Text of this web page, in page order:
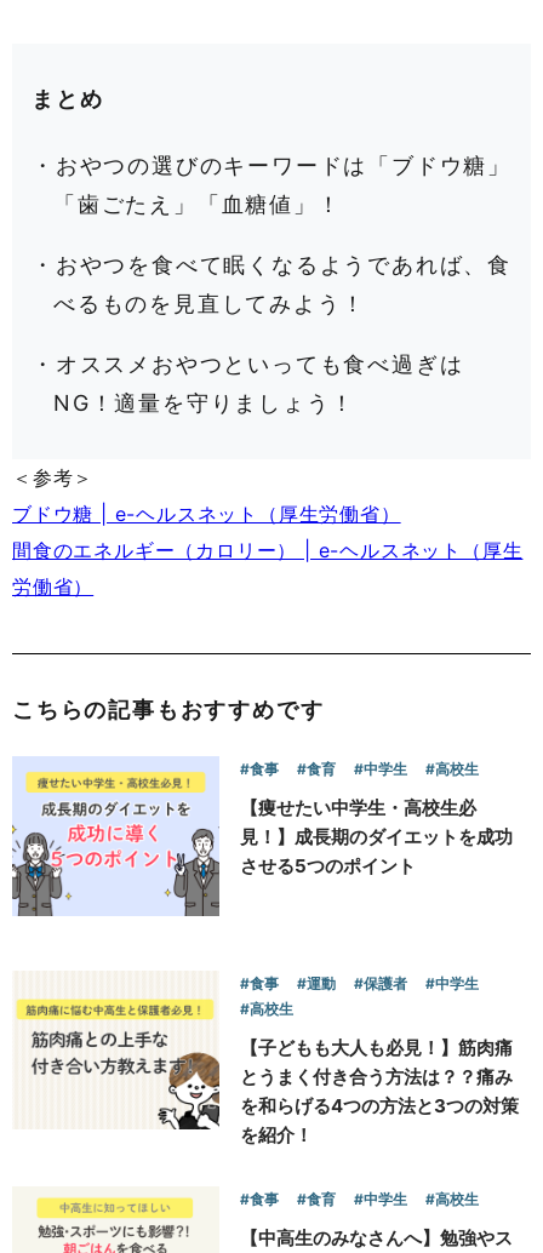
まとめ
・おやつの選びのキーワードは「ブドウ糖」
「歯ごたえ」「血糖値」！
・おやつを食べて眠くなるようであれば、食
べるものを見直してみよう！
・オススメおやつといっても食べ過ぎは
NG！適量を守りましょう！
＜参考＞
ブドウ糖 | e-ヘルスネット（厚生労働省）
間食のエネルギー（カロリー） | e-ヘルスネット（厚生
労働省）
こちらの記事もおすすめです
#食事 #食育 #中学生 #高校生
【痩せたい中学生・高校生必
見！】成長期のダイエットを成功
させる5つのポイント
#食事 #運動 #保護者
#中学生
#高校生
【子どもも大人も必見！】筋肉痛
とうまく付き合う方法は？？痛み
を和らげる4つの方法と3つの対策
を紹介！
#食事 #食育 #中学生 #高校生
【中高生のみなさんへ】勉強やス